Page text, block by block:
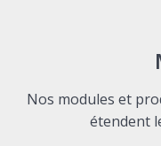
Nos modules et
étendent